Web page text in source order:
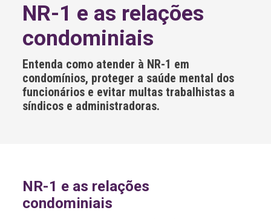
n
a
t
v
e
:
NR-1 e as relações
condominiais
Entenda como atender à NR-1 em
condomínios, proteger a saúde mental dos
funcionários e evitar multas trabalhistas a
síndicos e administradoras.
NR-1 e as relações
condominiais